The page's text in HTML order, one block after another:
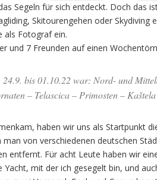
Segeln für sich entdeckt. Doch das
Skitourengehen oder Skydiving
als Fotograf ein.
und 7 Freunden auf einen
24.9. bis 01.10.22 war: Nord- und
– Telascica – Primosten –
haben wir uns als Startpunkt
von verschiedenen deutschen
entfernt. Für acht Leute haben wir
mit der ich gesegelt bin, und